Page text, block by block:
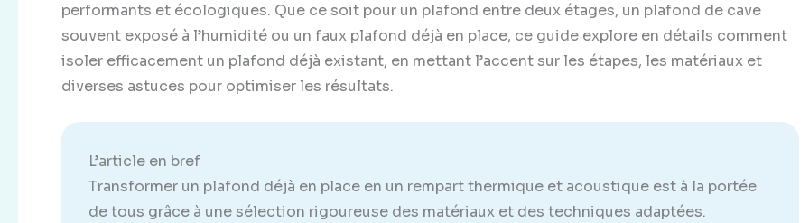
performants et écologiques. Que ce soit pour un plafond entre deux étages, un plafond de cave
souvent exposé à l’humidité ou un faux plafond déjà en place, ce guide explore en détails comment
isoler efficacement un plafond déjà existant, en mettant l’accent sur les étapes, les matériaux et
diverses astuces pour optimiser les résultats.
L’article en bref
Transformer un plafond déjà en place en un rempart thermique et acoustique est à la portée
de tous grâce à une sélection rigoureuse des matériaux et des techniques adaptées.